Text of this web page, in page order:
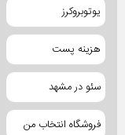
یوتوبروکرز
هزینه پست
سئو در مشهد
فروشگاه انتخاب من